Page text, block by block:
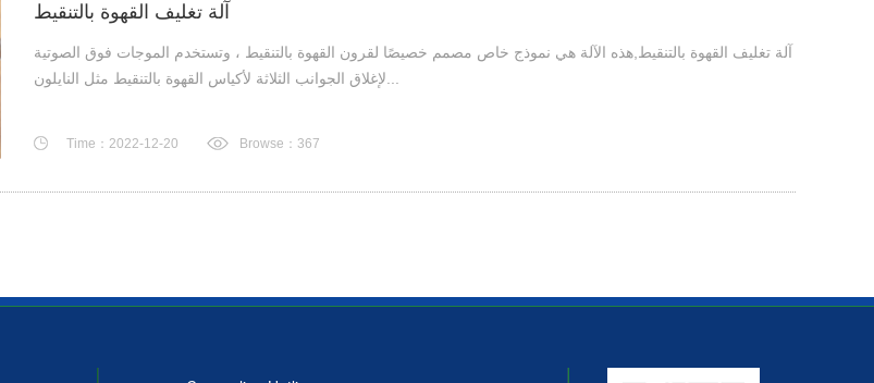
آلة تغليف القهوة بالتنقيط
آلة تغليف القهوة بالتنقيط,هذه الآلة هي نموذج خاص مصمم خصيصًا لقرون القهوة بالتنقيط ، وتستخدم الموجات فوق الصوتية
Time：2022-12-20 Browse：367